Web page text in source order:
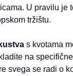
U pravilu je
tržištu.
s kvotama
na
svega se radi o